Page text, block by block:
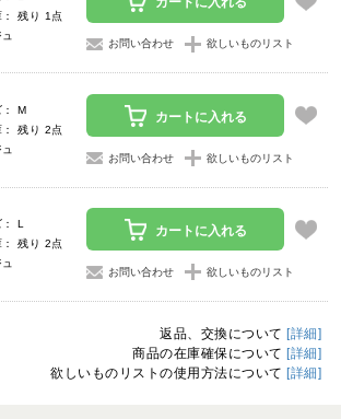
残り 1点
お問い合わせ 欲しいものリスト
： M
残り 2点
カートに入れる
お問い合わせ 欲しいものリスト
： L
残り 2点
カートに入れる
お問い合わせ 欲しいものリスト
返品、交換について [詳細]
商品の在庫確保について [詳細]
欲しいものリストの使用方法について [詳細]